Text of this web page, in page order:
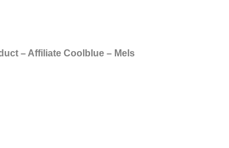
– Affiliate Coolblue – Mels